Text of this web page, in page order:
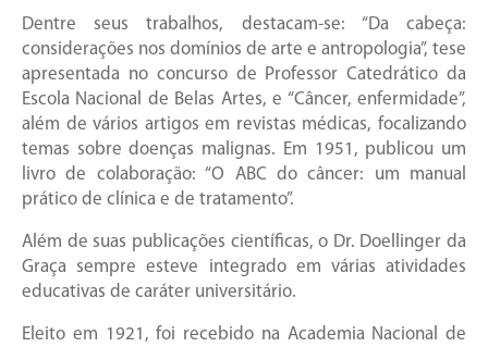
Dentre seus trabalhos, destacam-se: “Da cabeça:
considerações nos domínios de arte e antropologia”, tese
apresentada no concurso de Professor Catedrático da
Escola Nacional de Belas Artes, e “Câncer, enfermidade”,
além de vários artigos em revistas médicas, focalizando
temas sobre doenças malignas. Em 1951, publicou um
livro de colaboração: “O ABC do câncer: um manual
prático de clínica e de tratamento”.
Além de suas publicações científicas, o Dr. Doellinger da
Graça sempre esteve integrado em várias atividades
educativas de caráter universitário.
Eleito em 1921, foi recebido na Academia Nacional de